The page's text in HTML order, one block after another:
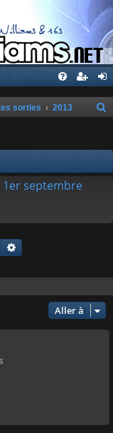
sorties 2013
1er septembre
Rechercher
Aller à